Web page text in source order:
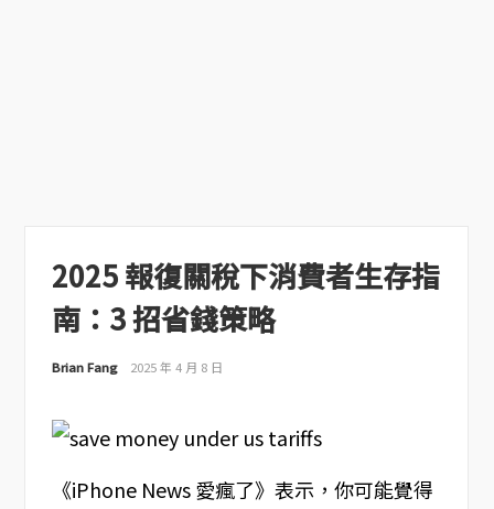
2025 報復關稅下消費者生存指
南：3 招省錢策略
Brian Fang 2025 年 4 月 8 日
《iPhone News 愛瘋了》表示，你可能覺得